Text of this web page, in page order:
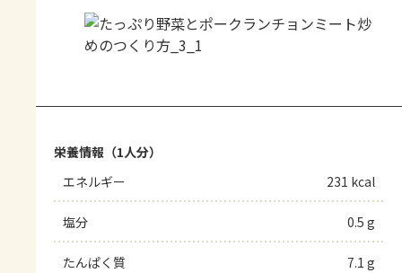
栄養情報（1人分）
エネルギー
231 kcal
塩分 0.5 g
たんぱく質 7.1 g